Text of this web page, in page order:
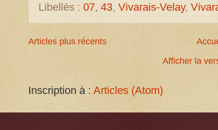
Libellés : 07, 43, Vivarais-Velay,
Articles plus récents
Afficher la
Inscription à : Articles (Atom)